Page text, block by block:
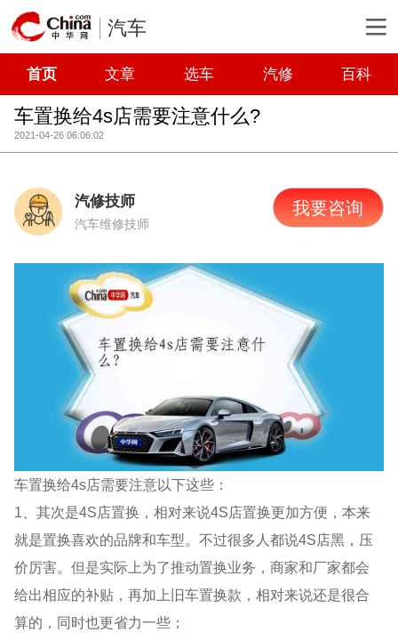
汽车
首页 文章 选车 汽修 百科
车置换给4s店需要注意什么?
2021-04-26 06:06:02
汽修技师
汽车维修技师
我要咨询
车置换给4s店需要注意以下这些：
1、其次是4S店置换，相对来说4S店置换更加方便，本来
就是置换喜欢的品牌和车型。不过很多人都说4S店黑，压
价厉害。但是实际上为了推动置换业务，商家和厂家都会
给出相应的补贴，再加上旧车置换款，相对来说还是很合
算的，同时也更省力一些；